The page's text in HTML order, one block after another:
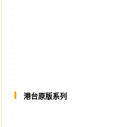
港台原版系列